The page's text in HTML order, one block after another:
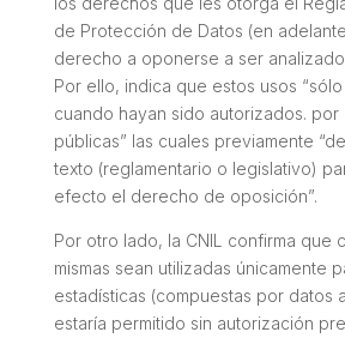
de Protección de Datos (en
derecho a oponerse a ser
Por ello, indica que estos usos “
cuando hayan sido autorizados. por
públicas” las cuales previamente
texto (reglamentario o legislativo)
efecto el derecho de oposición”.
Por otro lado, la CNIL confirma que
mismas sean utilizadas únicamente
estadísticas (compuestas por datos
estaría permitido sin autorización